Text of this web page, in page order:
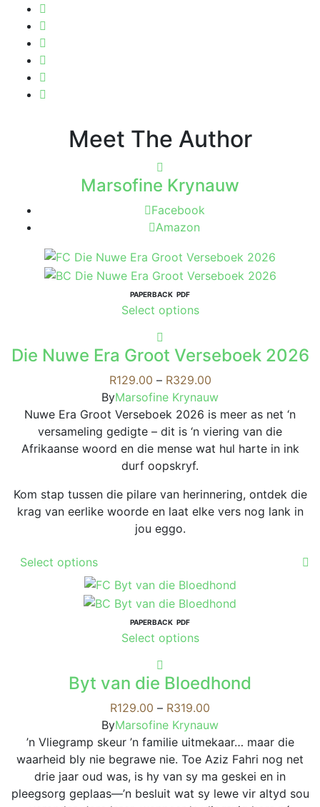
Meet The Author
Marsofine Krynauw
Facebook
Amazon
PAPERBACK PDF
Select optionsThis
multiple
variants.
The
options
may
be
the
product
Die Nuwe Era Groot Verseboek 2026
R129.00 – R329.00Price
range:
R129.00
through
R329.00
ByMarsofine Krynauw
Nuwe Era Groot Verseboek 2026 is meer as net ‘n
versameling gedigte – dit is ‘n viering van die
Afrikaanse woord en die mense wat hul harte in ink
durf oopskryf.
Kom stap tussen die pilare van herinnering, ontdek die
krag van eerlike woorde en laat elke vers nog lank in
jou eggo.
Select options
has
multiple
variants.
The
may
be
chosen
on
the
product
page
PAPERBACK PDF
Select optionsThis
multiple
variants.
The
options
may
be
chosen
Byt van die Bloedhond
R129.00 – R319.00
range:
R129.00
through
R319.00
ByMarsofine Krynauw
’n Vliegramp skeur ’n familie uitmekaar… maar die
waarheid bly nie begrawe nie. Toe Aziz Fahri nog net
drie jaar oud was, is hy van sy ma geskei en in
pleegsorg geplaas—’n besluit wat sy lewe vir altyd sou